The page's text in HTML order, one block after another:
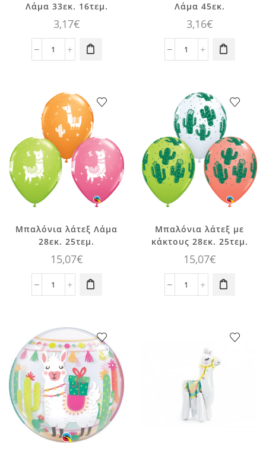
Λάμα 33εκ. 16τεμ.
3,17€
Χαρτοπετσέτες
33εκ.
16τεμ.
ποσότητα
Λάμα 45εκ.
3,16€
Μπαλόνι
Λάμα
45εκ.
ποσότητα
Μπαλόνια λάτεξ Λάμα
28εκ. 25τεμ.
15,07€
Μπαλόνια
28εκ.
25τεμ.
ποσότητα
Μπαλόνια λάτεξ με
κάκτους 28εκ. 25τεμ.
15,07€
Μπαλόνια
25τεμ.
ποσότητα